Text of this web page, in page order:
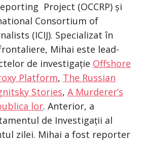
Project (OCCRP) și
Consortium of
(ICIJ). Specializat în
Mihai este lead-
de investigație Offshore
Platform, The Russian
Stories, A Murderer’s
lor. Anterior, a
de Investigații al
zilei. Mihai a fost reporter